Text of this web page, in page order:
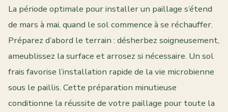
La période optimale pour installer un paillage s’étend
de mars à mai, quand le sol commence à se réchauffer.
Préparez d’abord le terrain : désherbez soigneusement,
ameublissez la surface et arrosez si nécessaire. Un sol
frais favorise l’installation rapide de la vie microbienne
sous le paillis. Cette préparation minutieuse
conditionne la réussite de votre paillage pour toute la